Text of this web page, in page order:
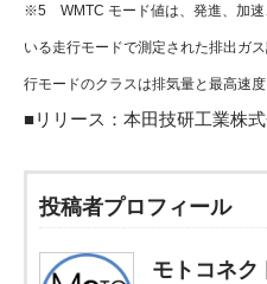
※5 WMTC モード値は、発進、加速
いる走行モードで測定された排出ガ
行モードのクラスは排気量と最高速
■リリース： 本田技研工業株
投稿者プロフィール
モトコネク